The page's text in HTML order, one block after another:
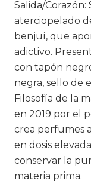
Salida/
aterciopelado
benjuí, que
adictivo.
con tapón
negra, sello de
Filosofía de la
en 2019 por el
crea perfumes
en dosis
conservar la
materia prima.